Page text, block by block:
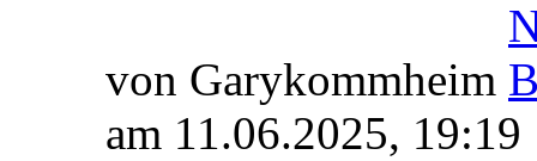
von Garykommheim
am 11.06.2025, 19:19